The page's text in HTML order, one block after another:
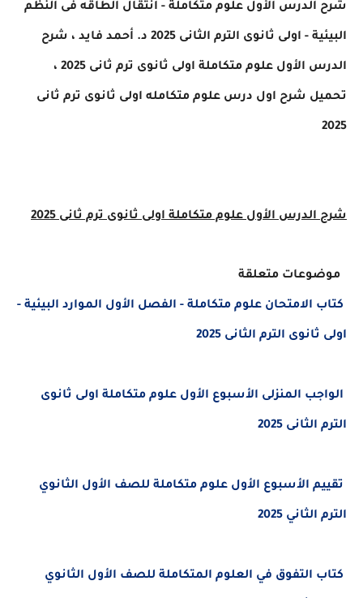
شرح الدرس الأول علوم متكاملة - انتقال الطاقه فى النظم
البيئية - اولى ثانوى الترم الثانى 2025 د. أحمد فايد ، شرح
الدرس الأول علوم متكاملة اولى ثانوى ترم ثانى 2025 ،
تحميل شرح اول درس علوم متكامله اولى ثانوى ترم ثانى
2025
شرح الدرس الأول علوم متكاملة اولى ثانوى ترم ثانى 2025
موضوعات متعلقة
كتاب الامتحان علوم متكاملة - الفصل الأول الموارد البيئية -
اولى ثانوى الترم الثانى 2025
الواجب المنزلى الأسبوع الأول علوم متكاملة اولى ثانوى
الترم الثانى 2025
تقييم الأسبوع الأول علوم متكاملة للصف الأول الثانوي
الترم الثاني 2025
كتاب التفوق في العلوم المتكاملة للصف الأول الثانوي